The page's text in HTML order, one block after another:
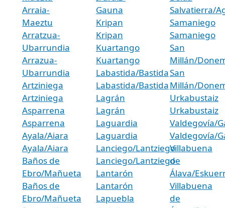
Arraia-
Maeztu
Arratzua-
Ubarrundia
Arrazua-
Ubarrundia
Artziniega
Artziniega
Asparrena
Asparrena
Ayala/Aiara
Ayala/Aiara
Baños de
Ebro/Mañueta
Baños de
Ebro/Mañueta
Gauna
Kripan
Kripan
Kuartango
Kuartango
Labastida/Bastida
Labastida/Bastida
Lagrán
Lagrán
Laguardia
Laguardia
Lanciego/Lantziego
Lanciego/Lantziego
Lantarón
Lantarón
Lapuebla
Salvatierra/
Samaniego
Samaniego
San
Millán/
San
Millán/
Urkabustaiz
Urkabustaiz
Valdegovía/
Valdegovía/
Villabuena
de
Álava/
Villabuena
de